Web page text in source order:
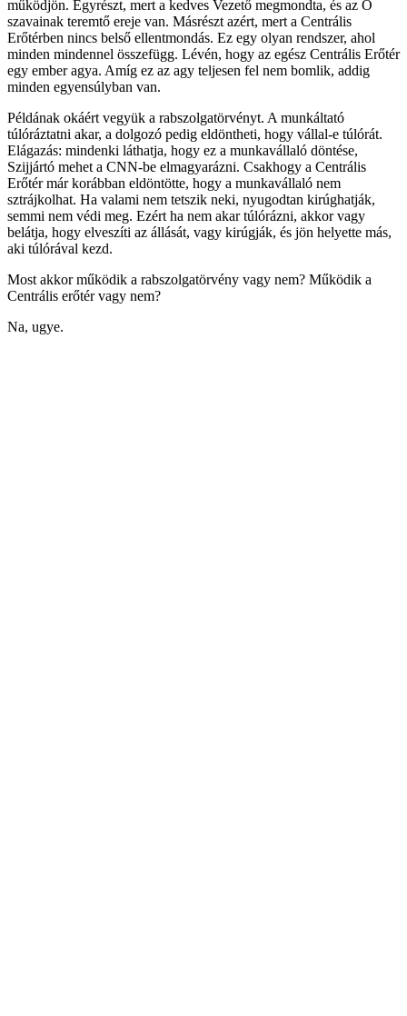
működjön. Egyrészt, mert a kedves Vezető megmondta, és az Ő
szavainak teremtő ereje van. Másrészt azért, mert a Centrális
Erőtérben nincs belső ellentmondás. Ez egy olyan rendszer, ahol
minden mindennel összefügg. Lévén, hogy az egész Centrális Erőtér
egy ember agya. Amíg ez az agy teljesen fel nem bomlik, addig
minden egyensúlyban van.
Példának okáért vegyük a rabszolgatörvényt. A munkáltató
túlóráztatni akar, a dolgozó pedig eldöntheti, hogy vállal-e túlórát.
Elágazás: mindenki láthatja, hogy ez a munkavállaló döntése,
Szijjártó mehet a CNN-be elmagyarázni. Csakhogy a Centrális
Erőtér már korábban eldöntötte, hogy a munkavállaló nem
sztrájkolhat. Ha valami nem tetszik neki, nyugodtan kirúghatják,
semmi nem védi meg. Ezért ha nem akar túlórázni, akkor vagy
belátja, hogy elveszíti az állását, vagy kirúgják, és jön helyette más,
aki túlórával kezd.
Most akkor működik a rabszolgatörvény vagy nem? Működik a
Centrális erőtér vagy nem?
Na, ugye.